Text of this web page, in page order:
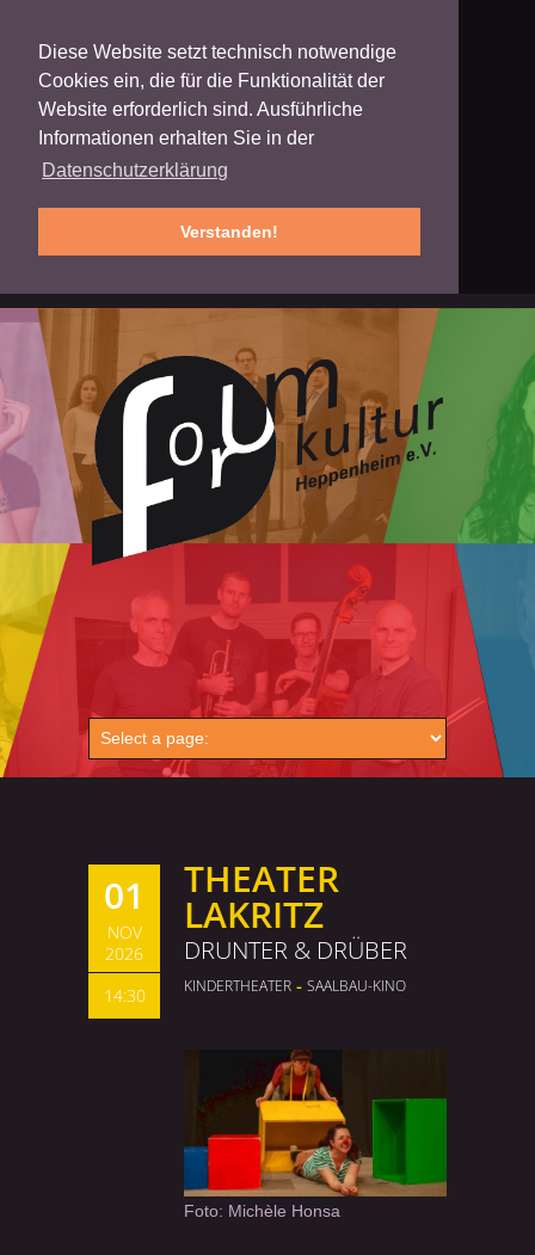
Diese Website setzt technisch notwendige
Cookies ein, die für die Funktionalität der
Website erforderlich sind. Ausführliche
Informationen erhalten Sie in der
Datenschutzerklärung
Verstanden!
01
NOV
2026
14:30
THEATER
LAKRITZ
DRUNTER & DRÜBER
KINDERTHEATER - SAALBAU-KINO
Foto: Michèle Honsa